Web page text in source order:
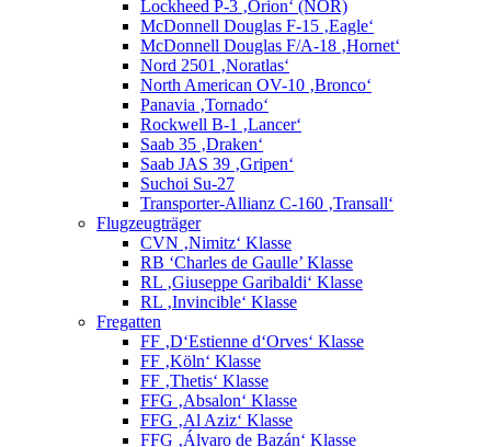
Lockheed P-3 ‚Orion‘ (NOR)
McDonnell Douglas F-15 ‚Eagle‘
McDonnell Douglas F/A-18 ‚Hornet‘
Nord 2501 ‚Noratlas‘
North American OV-10 ‚Bronco‘
Panavia ‚Tornado‘
Rockwell B-1 ‚Lancer‘
Saab 35 ‚Draken‘
Saab JAS 39 ‚Gripen‘
Suchoi Su-27
Transporter-Allianz C-160 ‚Transall‘
Flugzeugträger
CVN ‚Nimitz‘ Klasse
RB ‘Charles de Gaulle’ Klasse
RL ‚Giuseppe Garibaldi‘ Klasse
RL ‚Invincible‘ Klasse
Fregatten
FF ‚D‘Estienne d‘Orves‘ Klasse
FF ‚Köln‘ Klasse
FF ‚Thetis‘ Klasse
FFG ‚Absalon‘ Klasse
FFG ‚Al Aziz‘ Klasse
FFG ‚Álvaro de Bazán‘ Klasse